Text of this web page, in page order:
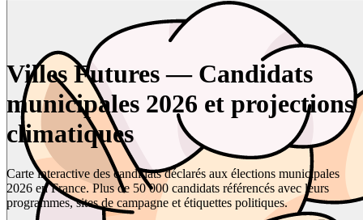
Villes Futures — Candidats
municipales 2026 et projections
climatiques
Carte interactive des candidats déclarés aux élections municipales
2026 en France. Plus de 50 000 candidats référencés avec leurs
programmes, sites de campagne et étiquettes politiques.